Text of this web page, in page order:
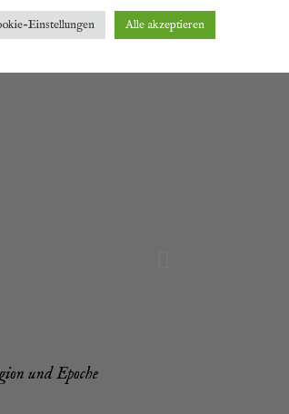
und Epo­che
Einstellungen Alle akzeptieren